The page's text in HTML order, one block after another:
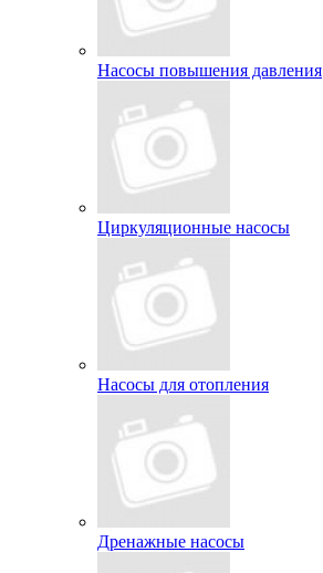
Насосы повышения давления
Циркуляционные насосы
Насосы для отопления
Дренажные насосы